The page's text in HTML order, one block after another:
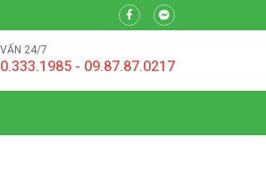
24/7
- 09.87.87.0217